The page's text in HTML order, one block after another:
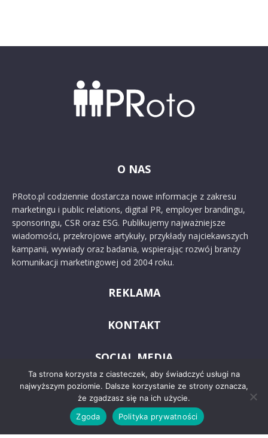
O NAS
PRoto.pl codziennie dostarcza nowe informacje z zakresu
marketingu i public relations, digital PR, employer brandingu,
sponsoringu, CSR oraz ESG. Publikujemy najważniejsze
wiadomości, przekrojowe artykuły, przykłady najciekawszych
kampanii, wywiady oraz badania, wspierając rozwój branży
komunikacji marketingowej od 2004 roku.
REKLAMA
KONTAKT
SOCIAL MEDIA
Ta strona korzysta z ciasteczek, aby świadczyć usługi na
najwyższym poziomie. Dalsze korzystanie ze strony oznacza,
że zgadzasz się na ich użycie.
Zgoda
Polityka prywatności